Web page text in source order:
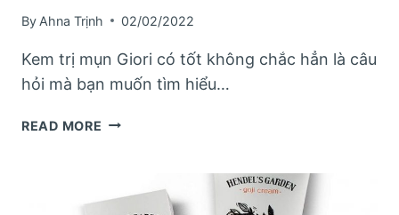
By Ahna Trịnh 02/02/2022
Kem trị mụn Giori có tốt không chắc hẳn là câu
hỏi mà bạn muốn tìm hiểu…
READ MORE KEM
CÓ